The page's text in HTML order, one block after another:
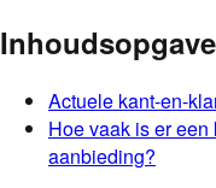
Inhoudsopgave
Actuele kant-en-
Hoe vaak is er een
aanbieding?